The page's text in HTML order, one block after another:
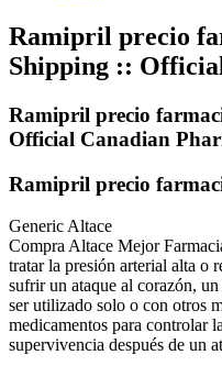
Ramipril precio
Shipping ::
Ramipril precio
Official Canadian
Ramipril precio
Generic Altace
Compra Altace Mejor
tratar la presión arterial alta o
sufrir un ataque al corazón,
ser utilizado solo o con otros
medicamentos para controlar
supervivencia después de un